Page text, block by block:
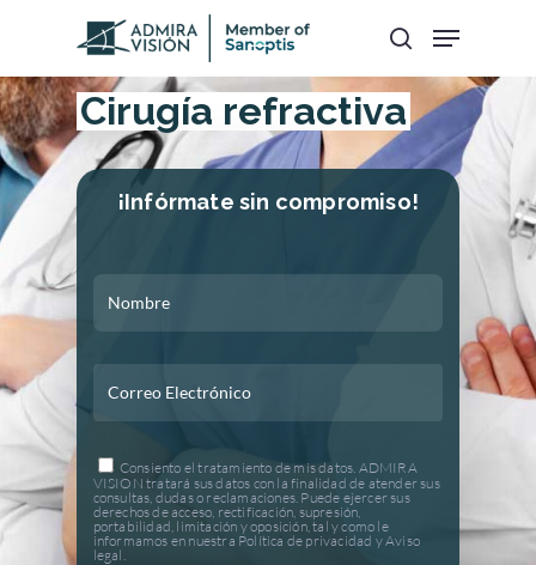
Hit enter to search or ESC to close
Cirugía refractiva
¡Infórmate sin compromiso!
Consiento el tratamiento de mis datos. ADMIRA
VISION tratará sus datos con la finalidad de atender sus
consultas, dudas o reclamaciones. Puede ejercer sus
derechos de acceso, rectificación, supresión,
portabilidad, limitación y oposición, tal y como le
informamos en nuestra Política de privacidad y Aviso
legal.